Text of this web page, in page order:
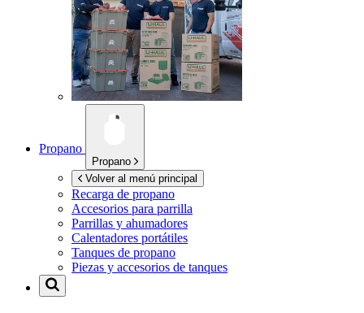
Propano
Propano
Volver al menú principal
Recarga de propano
Accesorios para parrilla
Parrillas y ahumadores
Calentadores portátiles
Tanques de propano
Piezas y accesorios de tanques